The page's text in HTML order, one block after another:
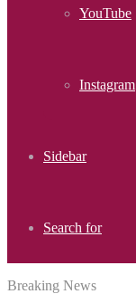
YouTube
Instagram
Sidebar
Search for
Breaking News